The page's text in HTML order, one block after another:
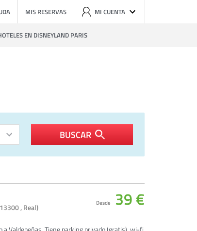
MIS RESERVAS MI CUENTA
EN DISNEYLAND PARIS
BUSCAR
, Real)
Desde 39 €